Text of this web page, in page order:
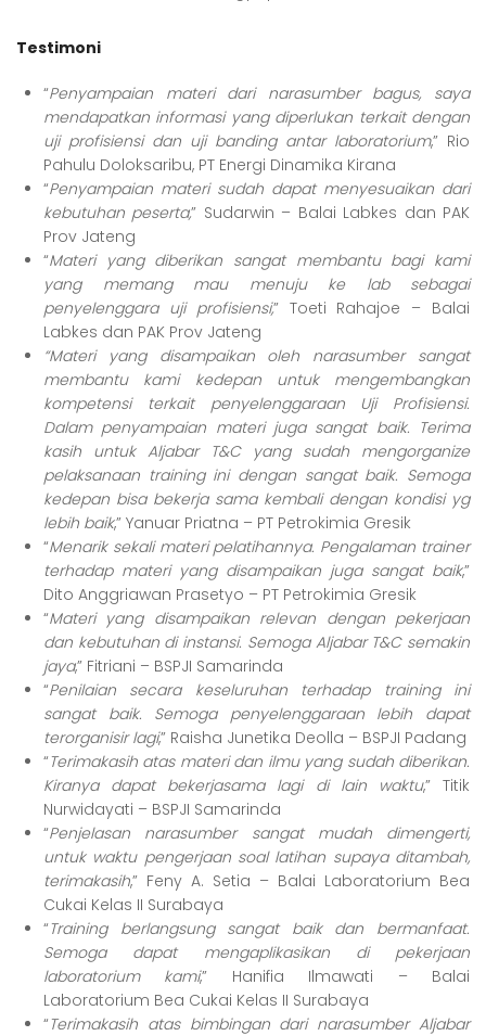
Testimoni
“Penyampaian materi dari narasumber bagus, saya
mendapatkan informasi yang diperlukan terkait dengan
uji profisiensi dan uji banding antar laboratorium,” Rio
Pahulu Doloksaribu, PT Energi Dinamika Kirana
“Penyampaian materi sudah dapat menyesuaikan dari
kebutuhan peserta,” Sudarwin – Balai Labkes dan PAK
Prov Jateng
“Materi yang diberikan sangat membantu bagi kami
yang memang mau menuju ke lab sebagai
penyelenggara uji profisiensi,” Toeti Rahajoe – Balai
Labkes dan PAK Prov Jateng
“Materi yang disampaikan oleh narasumber sangat
membantu kami kedepan untuk mengembangkan
kompetensi terkait penyelenggaraan Uji Profisiensi.
Dalam penyampaian materi juga sangat baik. Terima
kasih untuk Aljabar T&C yang sudah mengorganize
pelaksanaan training ini dengan sangat baik. Semoga
kedepan bisa bekerja sama kembali dengan kondisi yg
lebih baik,” Yanuar Priatna – PT Petrokimia Gresik
“Menarik sekali materi pelatihannya. Pengalaman trainer
terhadap materi yang disampaikan juga sangat baik,”
Dito Anggriawan Prasetyo – PT Petrokimia Gresik
“Materi yang disampaikan relevan dengan pekerjaan
dan kebutuhan di instansi. Semoga Aljabar T&C semakin
jaya,” Fitriani – BSPJI Samarinda
“Penilaian secara keseluruhan terhadap training ini
sangat baik. Semoga penyelenggaraan lebih dapat
terorganisir lagi,” Raisha Junetika Deolla – BSPJI Padang
“Terimakasih atas materi dan ilmu yang sudah diberikan.
Kiranya dapat bekerjasama lagi di lain waktu,” Titik
Nurwidayati – BSPJI Samarinda
“Penjelasan narasumber sangat mudah dimengerti,
untuk waktu pengerjaan soal latihan supaya ditambah,
terimakasih,” Feny A. Setia – Balai Laboratorium Bea
Cukai Kelas II Surabaya
“Training berlangsung sangat baik dan bermanfaat.
Semoga dapat mengaplikasikan di pekerjaan
laboratorium kami,” Hanifia Ilmawati – Balai
Laboratorium Bea Cukai Kelas II Surabaya
“Terimakasih atas bimbingan dari narasumber Aljabar